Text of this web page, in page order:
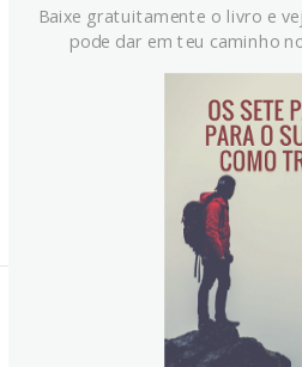
Notícias Relacionadas:
Baixe gratuitamente o livro e
pode dar em teu caminho